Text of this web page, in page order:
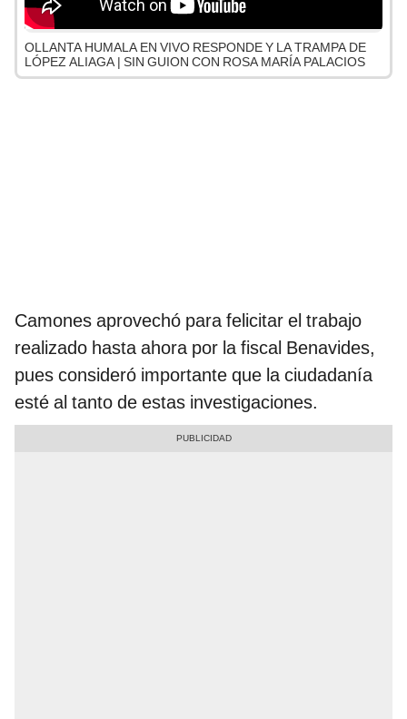
OLLANTA HUMALA EN VIVO RESPONDE Y LA TRAMPA DE
LÓPEZ ALIAGA | SIN GUION CON ROSA MARÍA PALACIOS
Camones aprovechó para felicitar el trabajo
realizado hasta ahora por la fiscal Benavides,
pues consideró importante que la ciudadanía
esté al tanto de estas investigaciones.